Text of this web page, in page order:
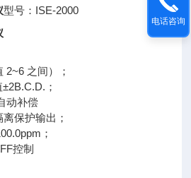
型号：ISE-2000
2~6 之间）；
；
动补偿
保护输出；
；
控制
电话咨询